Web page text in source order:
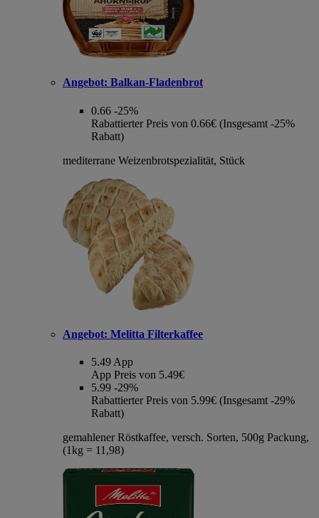
Angebot: Balkan-Fladenbrot
0.66 -25%
Rabattierter Preis von 0.66€ (Insgesamt -25%
Rabatt)
mediterrane Weizenbrotspezialität, Stück
Angebot: Melitta Filterkaffee
5.49 App
App Preis von 5.49€
5.99 -29%
Rabattierter Preis von 5.99€ (Insgesamt -29%
Rabatt)
gemahlener Röstkaffee, versch. Sorten, 500g Packung,
(1kg = 11,98)